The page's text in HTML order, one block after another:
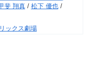
斐 翔真/ 松下 優也/
ックス劇場